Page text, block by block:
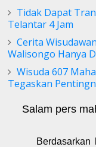
Tidak Dapat
Telantar 4 Jam
Cerita
Walisongo Hanya
Wisuda 607
Tegaskan
Salam pers